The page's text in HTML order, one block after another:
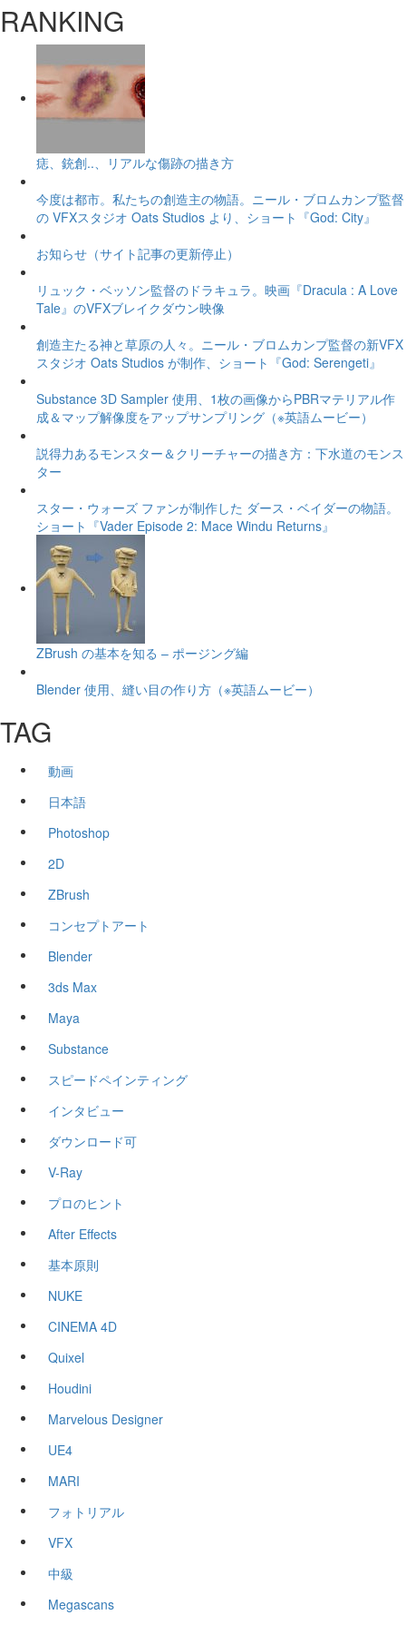
RANKING
痣、銃創..、リアルな傷跡の描き方
今度は都市。私たちの創造主の物語。ニール・ブロムカンプ監督
の VFXスタジオ Oats Studios より、ショート『God: City』
お知らせ（サイト記事の更新停止）
リュック・ベッソン監督のドラキュラ。映画『Dracula : A Love
Tale』のVFXブレイクダウン映像
創造主たる神と草原の人々。ニール・ブロムカンプ監督の新VFX
スタジオ Oats Studios が制作、ショート『God: Serengeti』
Substance 3D Sampler 使用、1枚の画像からPBRマテリアル作
成＆マップ解像度をアップサンプリング（※英語ムービー）
説得力あるモンスター＆クリーチャーの描き方：下水道のモンス
ター
スター・ウォーズ ファンが制作した ダース・ベイダーの物語。
ショート『Vader Episode 2: Mace Windu Returns』
ZBrush の基本を知る – ポージング編
Blender 使用、縫い目の作り方（※英語ムービー）
TAG
動画
日本語
Photoshop
2D
ZBrush
コンセプトアート
Blender
3ds Max
Maya
Substance
スピードペインティング
インタビュー
ダウンロード可
V-Ray
プロのヒント
After Effects
基本原則
NUKE
CINEMA 4D
Quixel
Houdini
Marvelous Designer
UE4
MARI
フォトリアル
VFX
中級
Megascans